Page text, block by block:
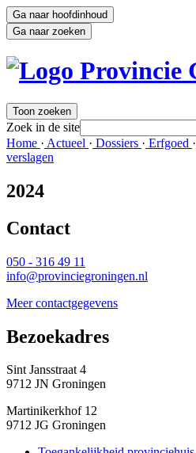
Ga naar hoofdinhoud
Ga naar zoeken
Toon zoeken
Zoek in de site
Home · Actueel · Dossiers · Erfgoed ·
verslagen
2024
Contact
050 - 316 49 11
info@provinciegroningen.nl
Meer contactgegevens
Bezoekadres
Sint Jansstraat 4
9712 JN Groningen
Martinikerkhof 12
9712 JG Groningen